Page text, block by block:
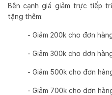
Bên cạnh giá giảm trực tiếp
tặng thêm:
- Giảm 200k cho đơn
- Giảm 300k cho đơn
- Giảm 500k cho đơn
- Giảm 700k cho đơn